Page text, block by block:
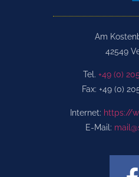
Am
42549
Tel. +49 (0)
Fax: +49 (0)
Internet: https://
E-Mail: